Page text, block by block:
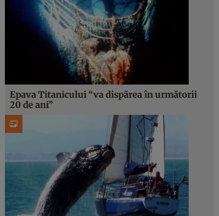
Epava Titanicului “va dispărea în următorii
20 de ani”